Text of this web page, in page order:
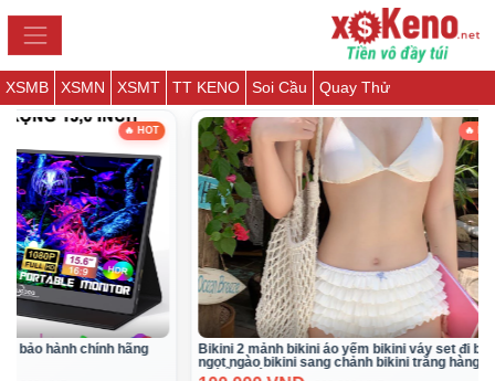
XSMB XSMN XSMT TT KENO Soi Cầu Quay Thử
🔥 HOT
Bikini 2 mảnh bikini áo yếm bikini váy set đi biển
ngọt ngào bikini sang chảnh bikini trắng hàng Qc(
Chân váy ngắn
64.900 VNĐ